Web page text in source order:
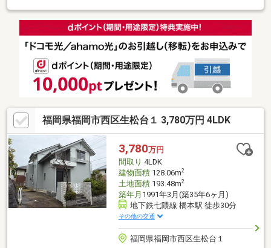
になっており、開放感のある明るい空間になっています。■シス
テムキッチンは、リビングを見渡せるカウンター式です。お子様
の様子を見ながら料理をすることができます。■キッチン横には
勝手口があり、換気やゴミ出しに便利です。■階段下を活用した
分のカースペース有り。
福岡県福岡市西区生松台１ 3,780万円 4LDK
3,780万円
間取り 4LDK
建物面積128.06m2
土地面積193.48m2
築年月 1991年3月(築35年6ヶ月)
地下鉄七隈線 橋本駅 徒歩30分
その他の交通
福岡県福岡市西区生松台１